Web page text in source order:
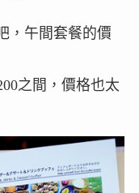
，午間套餐的價
之間，價格也太